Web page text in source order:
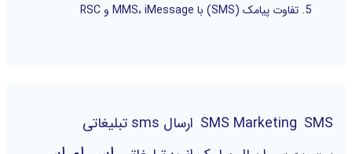
تفاوت پیامک (SMS) با MMS، iMessage و RSC
SMS
SMS Marketing ارسال sms تبلیغاتی